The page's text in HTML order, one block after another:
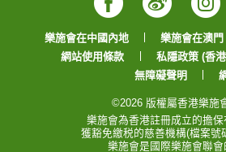
Facebook
Weibo
樂施會在中國內地 樂施會在澳門
網站使用條款
私隱政策 (香
無障礙聲明
©2026 版權屬香港樂施
樂施會為香港註冊成立的擔保
獲豁免繳税的慈善機構(檔案號
樂施會是國際樂施會聯會